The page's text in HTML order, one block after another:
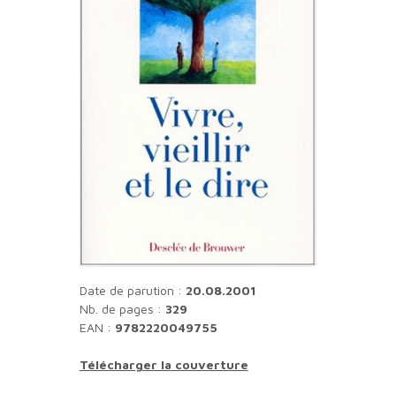
Date de parution : 20.08.2001
Nb. de pages : 329
EAN : 9782220049755
Télécharger la couverture